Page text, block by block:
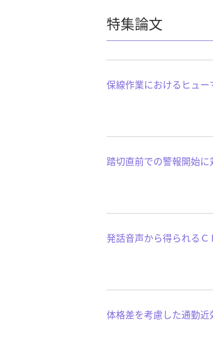
特集論文
保線作業におけるヒュ
踏切直前での警報開始
発話音声から得られる
体格差を考慮した通勤